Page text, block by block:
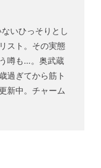
いひっそりとし
スト。その実態
噂も…。奥武蔵
過ぎてから筋ト
新中。チャーム